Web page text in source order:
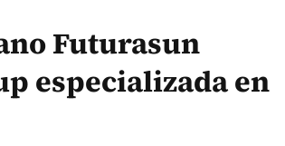
Futurasun
especializada en